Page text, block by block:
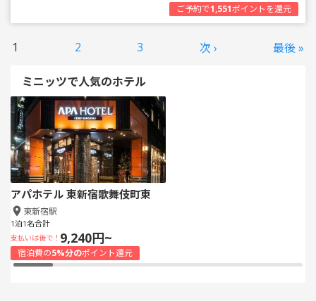
ご予約で1,551ポイントを還元
1 2 3 次 › 最後 »
ミニッツで人気のホテル
アパホテル 東新宿歌舞伎町東
東新宿駅
1泊1名合計
支払いは後で！ 9,240円~
宿泊費の5%分のポイント還元